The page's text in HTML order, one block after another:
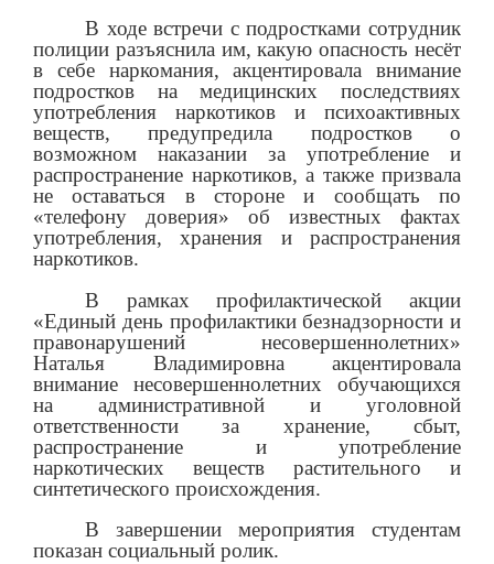
В ходе встречи с подростками сотрудник
полиции разъяснила им, какую опасность несёт
в себе наркомания, акцентировала внимание
подростков на медицинских последствиях
употребления наркотиков и психоактивных
веществ, предупредила подростков о
возможном наказании за употребление и
распространение наркотиков, а также призвала
не оставаться в стороне и сообщать по
«телефону доверия» об известных фактах
употребления, хранения и распространения
наркотиков.
В рамках профилактической акции
«Единый день профилактики безнадзорности и
правонарушений несовершеннолетних»
Наталья Владимировна акцентировала
внимание несовершеннолетних обучающихся
на административной и уголовной
ответственности за хранение, сбыт,
распространение и употребление
наркотических веществ растительного и
синтетического происхождения.
В завершении мероприятия студентам
показан социальный ролик.